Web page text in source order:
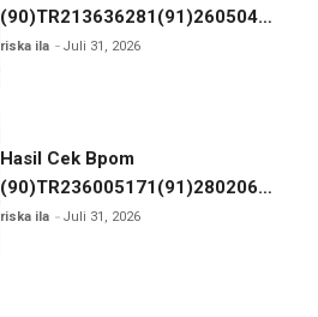
(90)TR213636281(91)260504
Vitagerd dan Status Izin
riska ila Juli 31, 2026
Hasil Cek Bpom
(90)TR236005171(91)280206
SOHONEY JR dan Detail Produk
riska ila Juli 31, 2026